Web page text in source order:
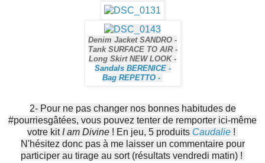
Denim Jacket SANDRO -
Tank SURFACE TO AIR -
Long Skirt NEW LOOK -
Sandals BERENICE -
Bag REPETTO -
2- Pour ne pas changer nos bonnes habitudes de
#pourriesgâtées, vous pouvez tenter de remporter ici-même
votre kit I am Divine ! En jeu, 5 produits Caudalie !
N'hésitez donc pas à me laisser un commentaire pour
participer au tirage au sort (résultats vendredi matin) !